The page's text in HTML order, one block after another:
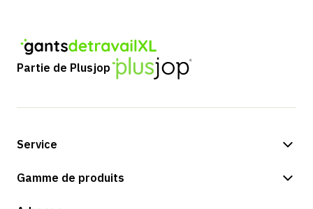
Partie de Plusjop
Service
Options de paiement
Gamme de produits
Boutique